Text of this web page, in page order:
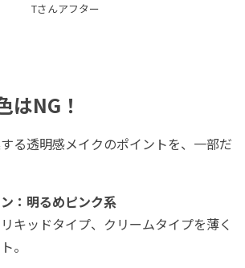
Tさんアフター
はNG！
る透明感メイクのポイントを、一部だ
：明るめピンク系
キッドタイプ、クリームタイプを薄く
。